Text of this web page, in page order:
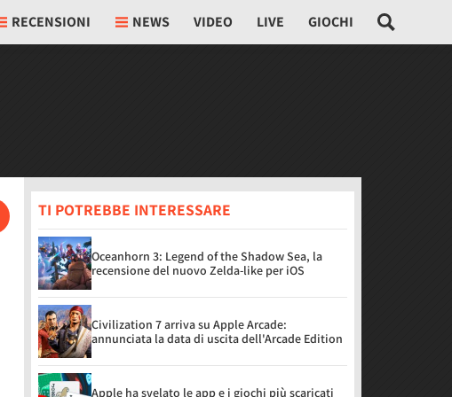
RECENSIONI NEWS VIDEO LIVE GIOCHI
TI POTREBBE INTERESSARE
Oceanhorn 3: Legend of the Shadow Sea, la
recensione del nuovo Zelda-like per iOS
Civilization 7 arriva su Apple Arcade:
annunciata la data di uscita dell'Arcade Edition
Apple ha svelato le app e i giochi più scaricati